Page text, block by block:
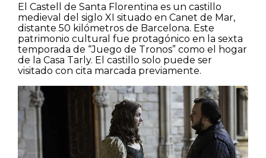
El Castell de Santa Florentina es un castillo
medieval del siglo XI situado en Canet de Mar,
distante 50 kilómetros de Barcelona. Este
patrimonio cultural fue protagónico en la sexta
temporada de “Juego de Tronos” como el hogar
de la Casa Tarly. El castillo solo puede ser
visitado con cita marcada previamente.